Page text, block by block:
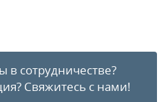
в сотрудничестве?
Свяжитесь с нами!